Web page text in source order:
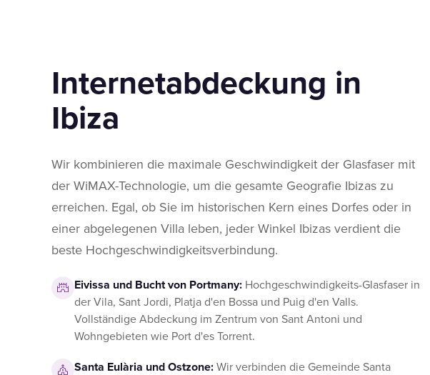
Internetabdeckung in
Ibiza
Wir kombinieren die maximale Geschwindigkeit der Glasfaser mit
der WiMAX-Technologie, um die gesamte Geografie Ibizas zu
erreichen. Egal, ob Sie im historischen Kern eines Dorfes oder in
einer abgelegenen Villa leben, jeder Winkel Ibizas verdient die
beste Hochgeschwindigkeitsverbindung.
Eivissa und Bucht von Portmany: Hochgeschwindigkeits-Glasfaser in
der Vila, Sant Jordi, Platja d'en Bossa und Puig d'en Valls.
Vollständige Abdeckung im Zentrum von Sant Antoni und
Wohngebieten wie Port d'es Torrent.
Santa Eulària und Ostzone: Wir verbinden die Gemeinde Santa